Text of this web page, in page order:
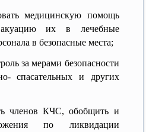
помощь
их в лечебные
в безопасные места;
за мерами безопасности
спасательных и других
КЧС, обобщить и
по ликвидации